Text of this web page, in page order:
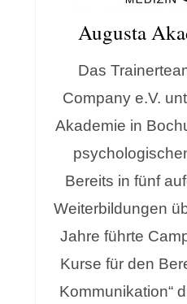
Augusta
Das
Company e.V.
Akademie in
Bereits in fünf
Weiterbildungen
Jahre führte
Kurse für den
Kommunikation“